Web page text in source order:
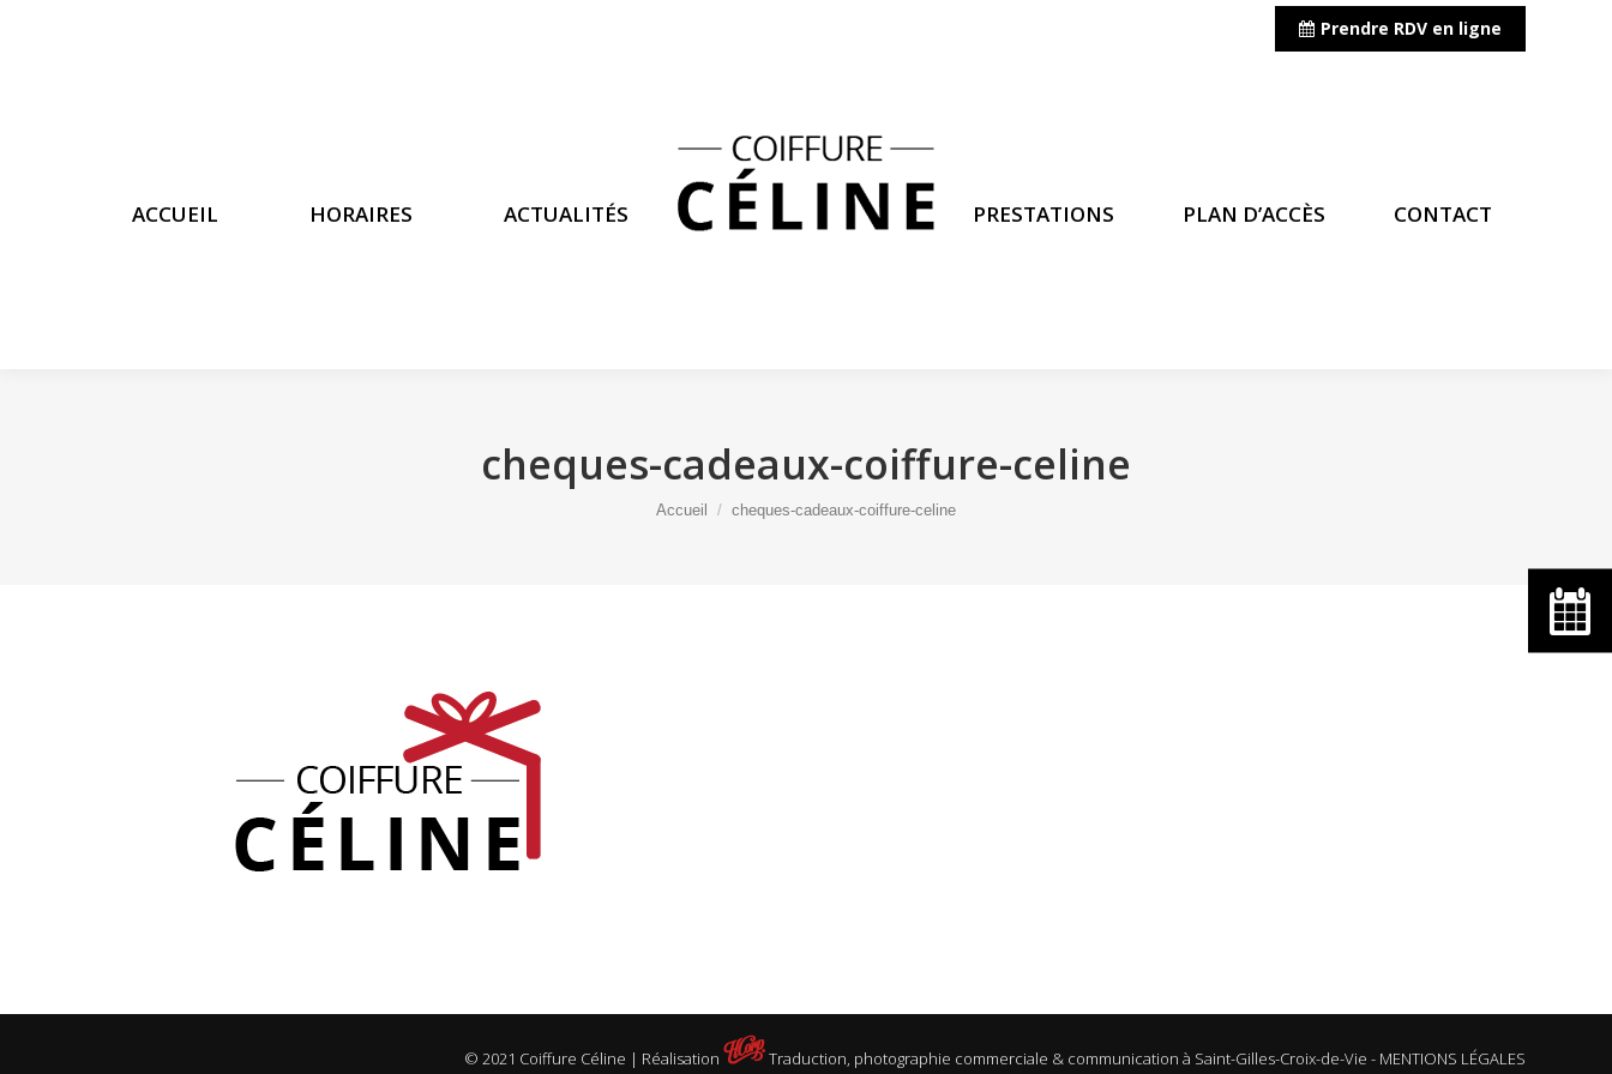
Prendre RDV en ligne
ACCUEIL HORAIRES ACTUALITÉS PRESTATIONS PLAN D’ACCÈS CONTACT
cheques-cadeaux-coiffure-celine
Vous êtes ici :
Accueil cheques-cadeaux-coiffure-celine
© 2021 Coiffure Céline | Réalisation Traduction, photographie commerciale & communication à Saint-Gilles-Croix-de-Vie - MENTIONS LÉGALES